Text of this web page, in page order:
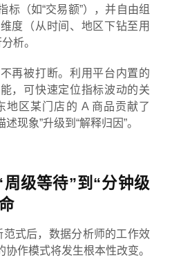
标（如“交易额”），并自由组
度（从时间、地区下钻至用
析。
再被打断。利用平台内置的
，可快速定位指标波动的关
地区某门店的 A 商品贡献了
现象”升级到“解释归因”。
级等待”到“分钟级
式后，数据分析师的工作效
作模式将发生根本性改变。